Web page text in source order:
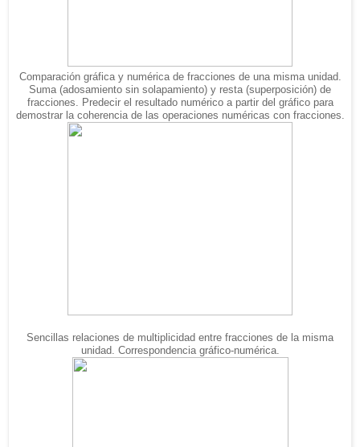
Comparación gráfica y numérica de fracciones de una misma unidad.
Suma (adosamiento sin solapamiento) y resta (superposición) de
fracciones. Predecir el resultado numérico a partir del gráfico para
demostrar la coherencia de las operaciones numéricas con fracciones.
Sencillas relaciones de multiplicidad entre fracciones de la misma
unidad. Correspondencia gráfico-numérica.